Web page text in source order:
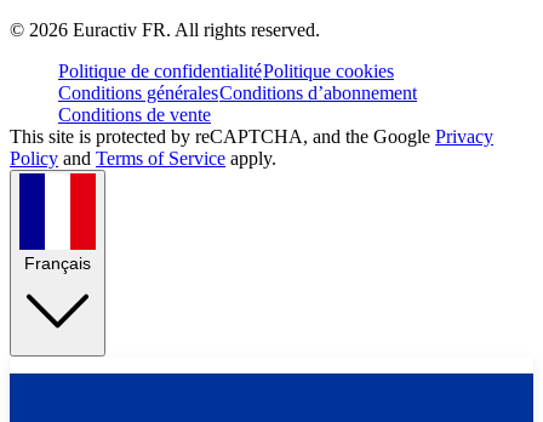
© 2026 Euractiv FR. All rights reserved.
Politique de confidentialitéPolitique cookies
Conditions généralesConditions d’abonnement
Conditions de vente
This site is protected by reCAPTCHA, and the Google Privacy
Policy and Terms of Service apply.
Français